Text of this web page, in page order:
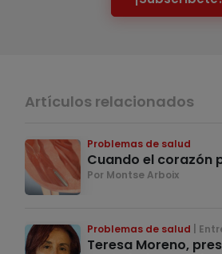
Artículos relacionados
Problemas de salud
Cuando el corazón
Por Montse Arboix
Problemas de salud
Teresa Moreno,